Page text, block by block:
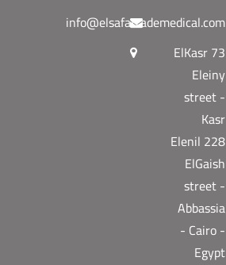
info@elsafatrademedical.com
73 ElKasr
Eleiny
street -
Kasr
Elenil 228
ElGaish
street -
Abbassia
- Cairo -
Egypt